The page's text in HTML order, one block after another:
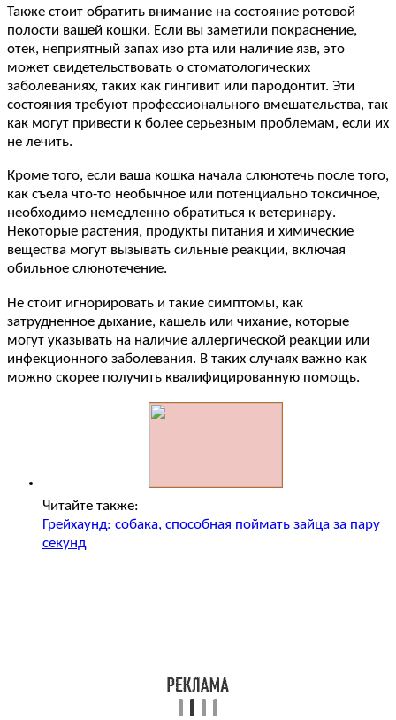
Также стоит обратить внимание на состояние ротовой
полости вашей кошки. Если вы заметили покраснение,
отек, неприятный запах изо рта или наличие язв, это
может свидетельствовать о стоматологических
заболеваниях, таких как гингивит или пародонтит. Эти
состояния требуют профессионального вмешательства, так
как могут привести к более серьезным проблемам, если их
не лечить.
Кроме того, если ваша кошка начала слюнотечь после того,
как съела что-то необычное или потенциально токсичное,
необходимо немедленно обратиться к ветеринару.
Некоторые растения, продукты питания и химические
вещества могут вызывать сильные реакции, включая
обильное слюнотечение.
Не стоит игнорировать и такие симптомы, как
затрудненное дыхание, кашель или чихание, которые
могут указывать на наличие аллергической реакции или
инфекционного заболевания. В таких случаях важно как
можно скорее получить квалифицированную помощь.
Читайте также:
Грейхаунд: собака, способная поймать зайца за пару
секунд